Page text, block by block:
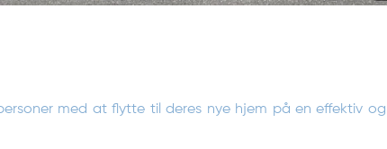
med at flytte til deres nye hjem på en effektiv og